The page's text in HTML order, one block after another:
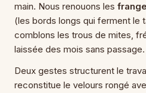
main. Nous renouons les
(les bords longs qui ferment le
comblons les trous de mites,
laissée des mois sans passage.
Deux gestes structurent le
reconstitue le velours rongé